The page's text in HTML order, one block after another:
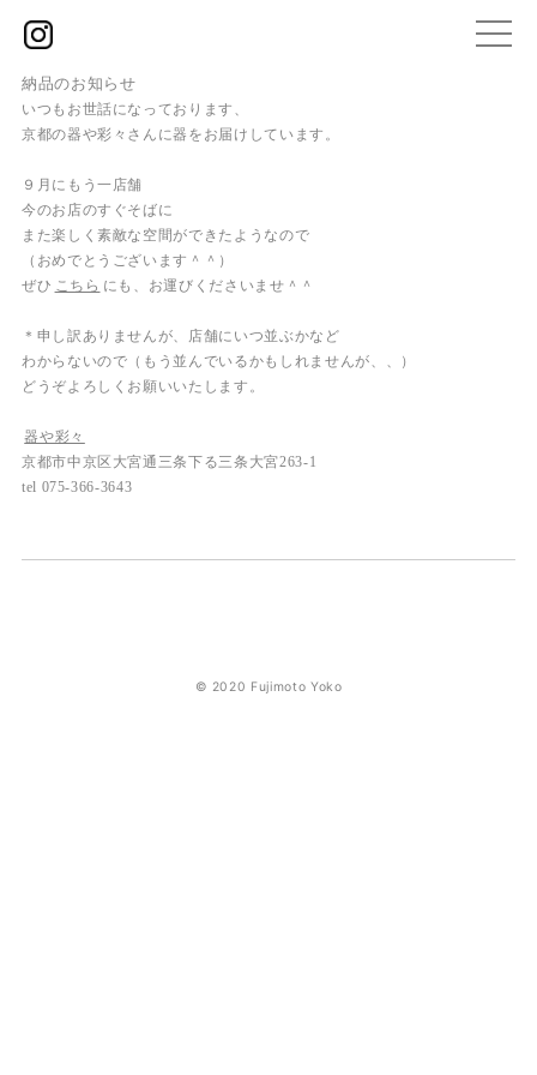
納品のお知らせ
いつもお世話になっております、
京都の器や彩々さんに器をお届けしています。
９月にもう一店舗
今のお店のすぐそばに
また楽しく素敵な空間ができたようなので
（おめでとうございます＾＾）
ぜひ こちら にも、お運びくださいませ＾＾
＊申し訳ありませんが、店舗にいつ並ぶかなど
わからないので（もう並んでいるかもしれませんが、、）
どうぞよろしくお願いいたします。
器や彩々
京都市中京区大宮通三条下る三条大宮263-1
tel 075-366-3643
© 2020 Fujimoto Yoko